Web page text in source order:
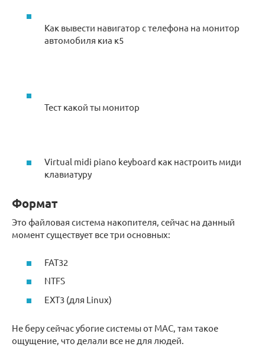
Как вывести навигатор с телефона на монитор
автомобиля киа к5
Тест какой ты монитор
Virtual midi piano keyboard как настроить миди
клавиатуру
Формат
Это файловая система накопителя, сейчас на данный
момент существует все три основных:
FAT32
NTFS
EXT3 (для Linux)
Не беру сейчас убогие системы от MAC, там такое
ощущение, что делали все не для людей.